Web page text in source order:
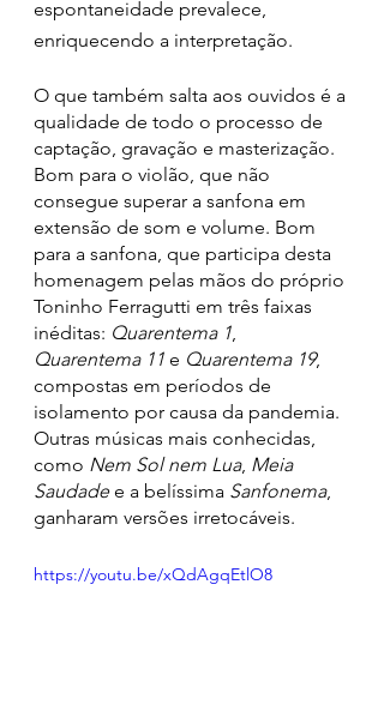
espontaneidade prevalece,
enriquecendo a interpretação.
O que também salta aos ouvidos é a
qualidade de todo o processo de
captação, gravação e masterização.
Bom para o violão, que não
consegue superar a sanfona em
extensão de som e volume. Bom
para a sanfona, que participa desta
homenagem pelas mãos do próprio
Toninho Ferragutti em três faixas
inéditas: Quarentema 1,
Quarentema 11 e Quarentema 19,
compostas em períodos de
isolamento por causa da pandemia.
Outras músicas mais conhecidas,
como Nem Sol nem Lua, Meia
Saudade e a belíssima Sanfonema,
ganharam versões irretocáveis.
https://youtu.be/xQdAgqEtlO8